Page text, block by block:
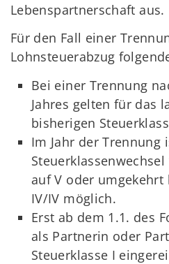
Lebenspartnerschaft aus.
Für den Fall einer
Lohnsteuerabzug
Bei einer Trennung
Jahres gelten für das
bisherigen
Im Jahr der Trennung
auf V oder umgekehrt
IV/IV möglich.
Erst ab dem 1.1. des
als Partnerin oder
Steuerklasse I